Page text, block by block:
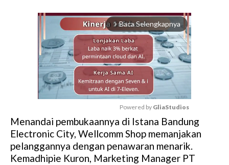
arrow_forward_ios Baca Selengkapnya
M
u
t
e
Powered by GliaStudios
Menandai pembukaannya di Istana Bandung
Electronic City, Wellcomm Shop memanjakan
pelanggannya dengan penawaran menarik.
Kemadhipie Kuron, Marketing Manager PT